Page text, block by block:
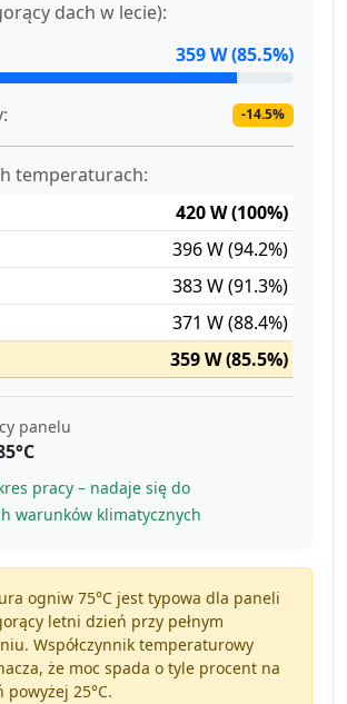
dach w lecie):
359 W (85.5%)
-14.5%
temperaturach:
420 W (100%)
396 W (94.2%)
383 W (91.3%)
371 W (88.4%)
359 W (85.5%)
panelu
pracy – nadaje się do
warunków klimatycznych
ogniw 75°C jest typowa dla paneli
letni dzień przy pełnym
Współczynnik temperaturowy
że moc spada o tyle procent na
powyżej 25°C.